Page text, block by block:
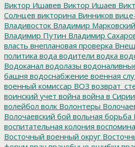
Виктор Ишавев Виктор Ишаев
Солнцев викторина Винников
Владивосток Владимир Марковский
Владимир Путин Владимир
власть внеплановая проверка
политика вода водители водка
Водоканал водолазы
башня водоснабжение военная
военный комиссар ВОЗ
воинский учет война война в Сирии
волейбол волк Волонтеры
Волочаевский бой вольная борьба
воспитательная колония
Восточный военный округ